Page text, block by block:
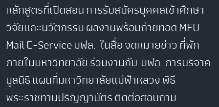
หลักสูตรที่เปิดสอนการรับสมัครบุคคลเข้าศึกษา
วิจัยและนวัตกรรมผลงานพร้อมถ่ายทอดMFU
MailE-Serviceมฟล. ในสื่อจดหมายข่าวที่พัก
ภายในมหาวิทยาลัยร่วมงานกับ มฟล.การบริจาค
มูลนิธิแผนที่มหาวิทยาลัยแม่ฟ้าหลวงพิธี
พระราชทานปริญญาบัตรติดต่อสอบถาม